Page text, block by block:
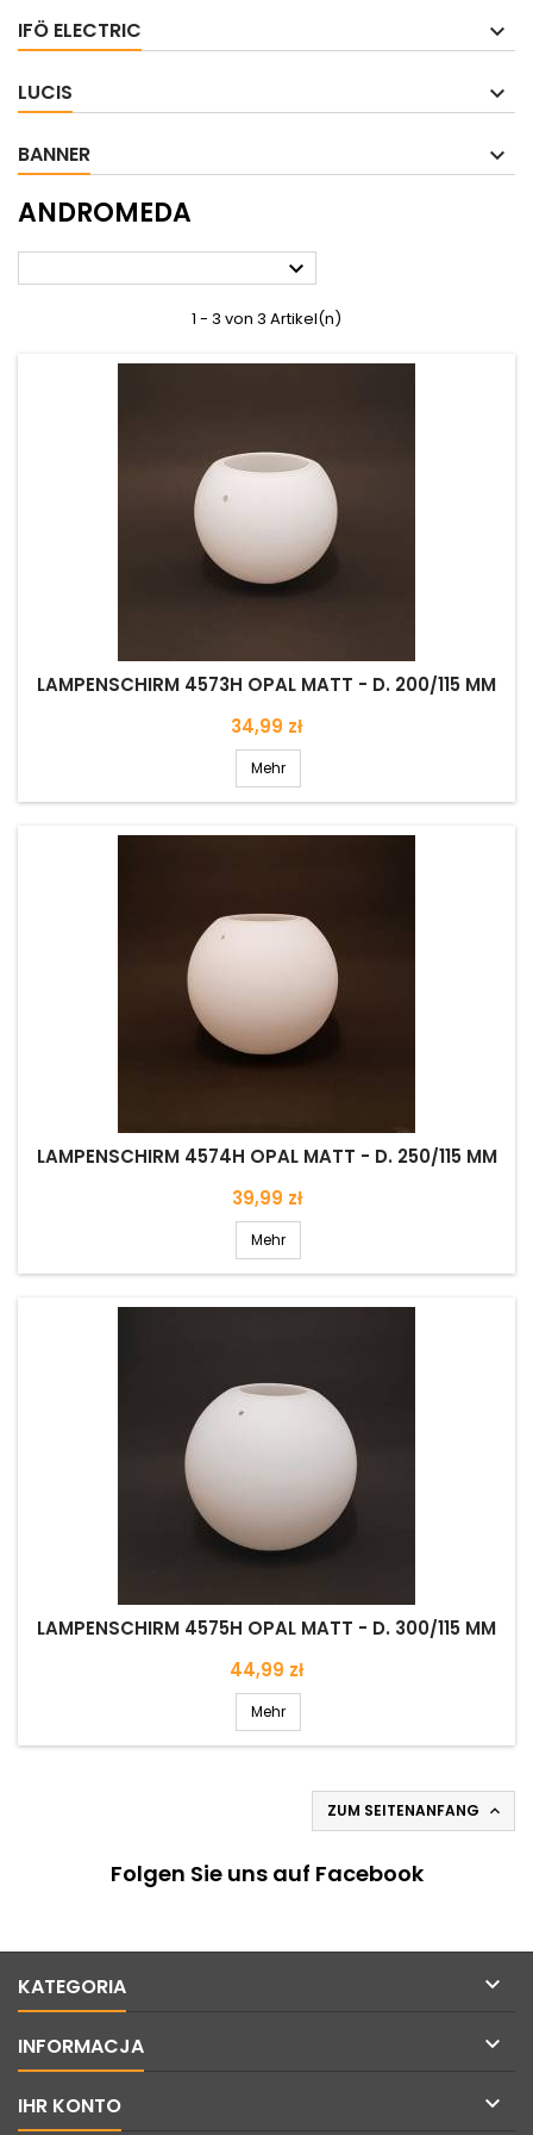
IFÖ ELECTRIC
LUCIS
BANNER
ANDROMEDA

1 - 3 von 3 Artikel(n)
LAMPENSCHIRM 4573H OPAL MATT - D. 200/115 MM
Preis
34,99 zł
Mehr
LAMPENSCHIRM 4574H OPAL MATT - D. 250/115 MM
Preis
39,99 zł
Mehr
LAMPENSCHIRM 4575H OPAL MATT - D. 300/115 MM
Preis
44,99 zł
Mehr
ZUM SEITENANFANG 
Folgen Sie uns auf Facebook
KATEGORIA 
INFORMACJA 
IHR KONTO 